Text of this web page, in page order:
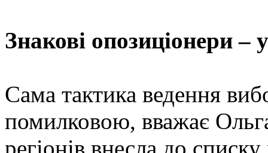
Знакові опозиціонери –
Cама тактика ведення
помилковою, вважає
регіонів внесла до